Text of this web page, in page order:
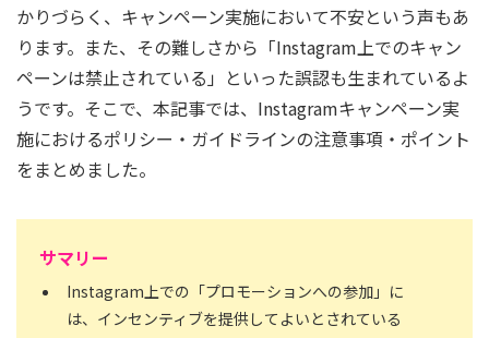
かりづらく、キャンペーン実施において不安という声もあ
ります。また、その難しさから「Instagram上でのキャン
ペーンは禁止されている」といった誤認も生まれているよ
うです。そこで、本記事では、Instagramキャンペーン実
施におけるポリシー・ガイドラインの注意事項・ポイント
をまとめました。
サマリー
Instagram上での「プロモーションへの参加」に
は、インセンティブを提供してよいとされている